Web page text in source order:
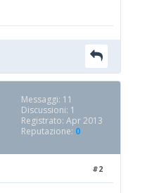
Messaggi: 11
Discussioni: 1
Registrato: Apr 2013
Reputazione: 0
#2